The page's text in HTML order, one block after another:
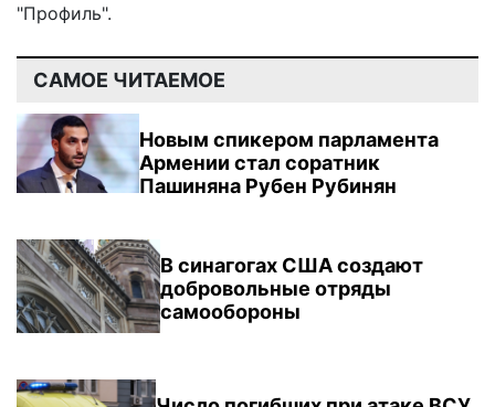
"Профиль".
САМОЕ ЧИТАЕМОЕ
Новым спикером парламента
Армении стал соратник
Пашиняна Рубен Рубинян
В синагогах США создают
добровольные отряды
самообороны